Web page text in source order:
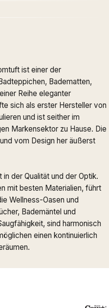
ist einer der
Badematten,
Reihe eleganter
sich als erster Hersteller von
und ist seither im
Markensektor zu Hause. Die
vom Design her äußerst
der Qualität und der Optik.
mit besten Materialien, führt
Wellness-Oasen und
Bademäntel und
sind harmonisch
einen kontinuierlich